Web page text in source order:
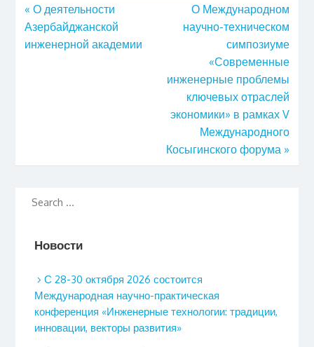
« О деятельности
Азербайджанской
инженерной академии
О Международном
научно-техническом
симпозиуме
«Современные
инженерные проблемы
ключевых отраслей
экономики» в рамках V
Международного
Косыгинского форума »
Новости
С 28-30 октября 2026 состоится
Международная научно-практическая
конференция «Инженерные технологии: традиции,
инновации, векторы развития»